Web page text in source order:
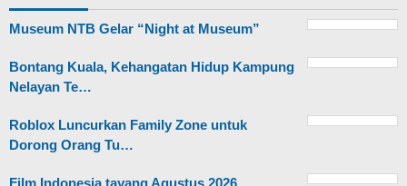
Museum NTB Gelar “Night at Museum”
Bontang Kuala, Kehangatan Hidup Kampung
Nelayan Te…
Roblox Luncurkan Family Zone untuk
Dorong Orang Tu…